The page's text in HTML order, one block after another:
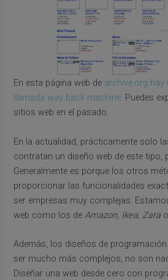
En esta página web de archive.org hay
llamada way back machine. Puedes
sitios web en el pasado.
En la actualidad, prácticamente solo
contratan un diseño web de este tipo,
Generalmente es porque los otros
proporcionar las funcionalidades
ser empresas muy complejas.
web como los deAmazon, Ikea, Zara o
Además, los diseños de programación
ser mucho más complejos, no son
Diseñar una web desde cero con